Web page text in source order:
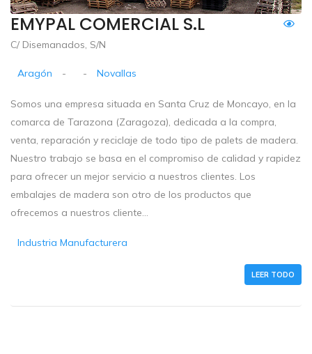
EMYPAL COMERCIAL S.L
C/ Disemanados, S/N
Aragón - - Novallas
Somos una empresa situada en Santa Cruz de Moncayo, en la
comarca de Tarazona (Zaragoza), dedicada a la compra,
venta, reparación y reciclaje de todo tipo de palets de madera.
Nuestro trabajo se basa en el compromiso de calidad y rapidez
para ofrecer un mejor servicio a nuestros clientes. Los
embalajes de madera son otro de los productos que
ofrecemos a nuestros cliente...
Industria Manufacturera
LEER TODO